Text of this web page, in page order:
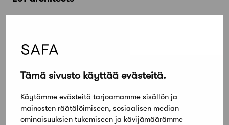
Tämä sivusto käyttää evästeitä.
Käytämme evästeitä tarjoamamme sisällön ja
mainosten räätälöimiseen, sosiaalisen median
ominaisuuksien tukemiseen ja kävijämäärämme
Leonidas Trampoukis
Ryan Whitby, arkkitehtiylioppilas